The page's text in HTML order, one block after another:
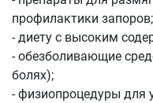
профилактики запоров;
- диету с высоким
- обезболивающие
болях);
- физиопроцедуры для